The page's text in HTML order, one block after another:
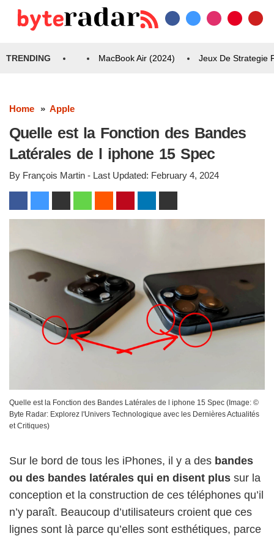
TRENDING MacBook Air (2024) Jeux De Strategie
Home Apple
Quelle est la Fonction des Bandes
Latérales de l iphone 15 Spec
By François Martin - Last Updated: February 4, 2024
Quelle est la Fonction des Bandes Latérales de l iphone 15 Spec (Image: ©
Byte Radar: Explorez l'Univers Technologique avec les Dernières Actualités
et Critiques)
Sur le bord de tous les iPhones, il y a des bandes
ou des bandes latérales qui en disent plus sur la
conception et la construction de ces téléphones qu’il
n’y paraît. Beaucoup d’utilisateurs croient que ces
lignes sont là parce qu’elles sont esthétiques, parce